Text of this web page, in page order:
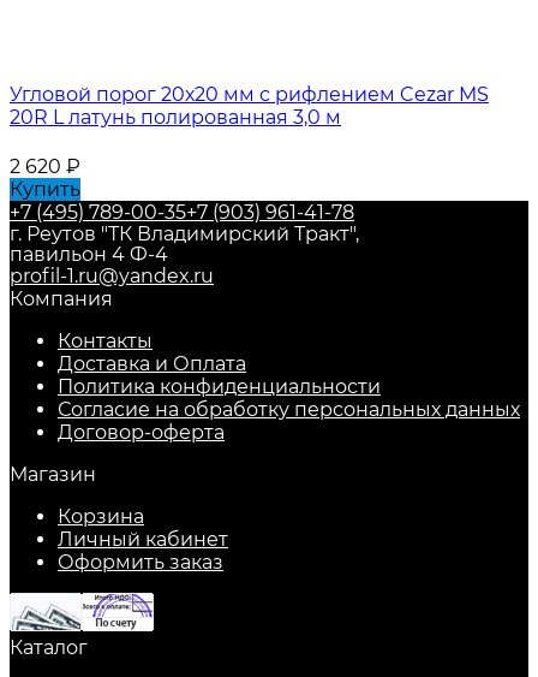
Угловой порог 20х20 мм с рифлением Cezar MS
20R L латунь полированная 3,0 м
2 620 ₽
Купить
+7 (495) 789-00-35+7 (903) 961-41-78
г. Реутов "ТК Владимирский Тракт",
павильон 4 Ф-4
profil-1.ru@yandex.ru
Компания
Контакты
Доставка и Оплата
Политика конфиденциальности
Согласие на обработку персональных данных
Договор-оферта
Магазин
Корзина
Личный кабинет
Оформить заказ
Каталог